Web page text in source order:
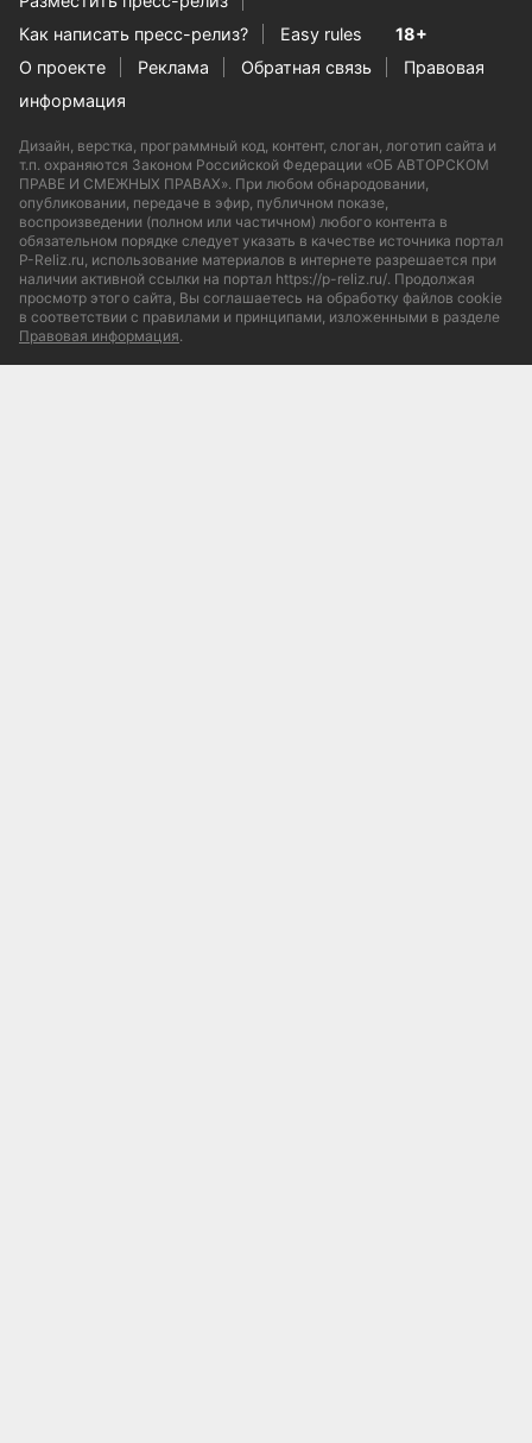
Как написать пресс-релиз?
Easy rules
18+
О проекте
Реклама Обратная связь
Правовая
информация
Дизайн, верстка, программный код, контент, слоган, логотип сайта и
т.п. охраняются Законом Российской Федерации «ОБ АВТОРСКОМ
ПРАВЕ И СМЕЖНЫХ ПРАВАХ». При любом обнародовании,
опубликовании, передаче в эфир, публичном показе,
воспроизведении (полном или частичном) любого контента в
обязательном порядке следует указать в качестве источника портал
P-Reliz.ru, использование материалов в интернете разрешается при
наличии активной ссылки на портал https://p-reliz.ru/. Продолжая
просмотр этого сайта, Вы соглашаетесь на обработку файлов cookie
в соответствии с правилами и принципами, изложенными в разделе
Правовая информация.